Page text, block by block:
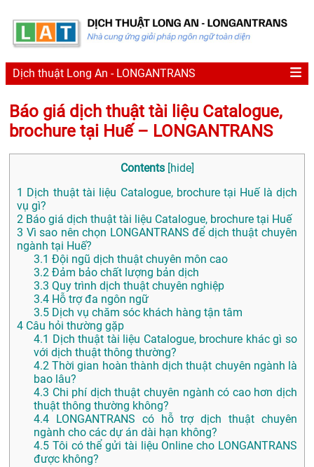
Dịch thuật Long An - LONGANTRANS
Báo giá dịch thuật tài liệu Catalogue,
brochure tại Huế – LONGANTRANS
Contents [hide]
1 Dịch thuật tài liệu Catalogue, brochure tại Huế là dịch
vụ gì?
2 Báo giá dịch thuật tài liệu Catalogue, brochure tại Huế
3 Vì sao nên chọn LONGANTRANS để dịch thuật chuyên
ngành tại Huế?
3.1 Đội ngũ dịch thuật chuyên môn cao
3.2 Đảm bảo chất lượng bản dịch
3.3 Quy trình dịch thuật chuyên nghiệp
3.4 Hỗ trợ đa ngôn ngữ
3.5 Dịch vụ chăm sóc khách hàng tận tâm
4 Câu hỏi thường gặp
4.1 Dịch thuật tài liệu Catalogue, brochure khác gì so
với dịch thuật thông thường?
4.2 Thời gian hoàn thành dịch thuật chuyên ngành là
bao lâu?
4.3 Chi phí dịch thuật chuyên ngành có cao hơn dịch
thuật thông thường không?
4.4 LONGANTRANS có hỗ trợ dịch thuật chuyên
ngành cho các dự án dài hạn không?
4.5 Tôi có thể gửi tài liệu Online cho LONGANTRANS
được không?